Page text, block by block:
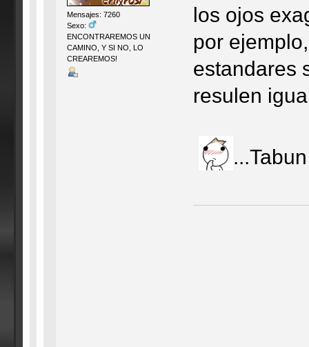
Mensajes: 7260
Sexo:
ENCONTRAREMOS UN
CAMINO, Y SI NO, LO
CREAREMOS!
los ojos
por
estandares
resulen